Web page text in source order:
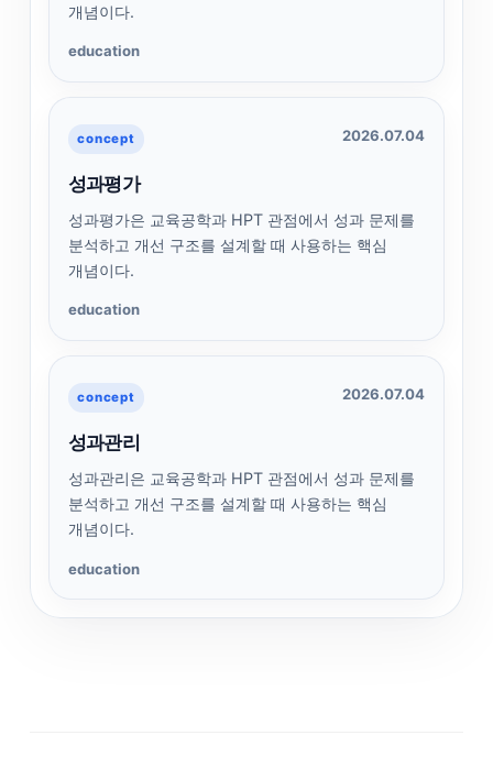
개념이다.
education
concept 2026.07.04
성과평가
성과평가은 교육공학과 HPT 관점에서 성과 문제를
분석하고 개선 구조를 설계할 때 사용하는 핵심
개념이다.
education
concept 2026.07.04
성과관리
성과관리은 교육공학과 HPT 관점에서 성과 문제를
분석하고 개선 구조를 설계할 때 사용하는 핵심
개념이다.
education